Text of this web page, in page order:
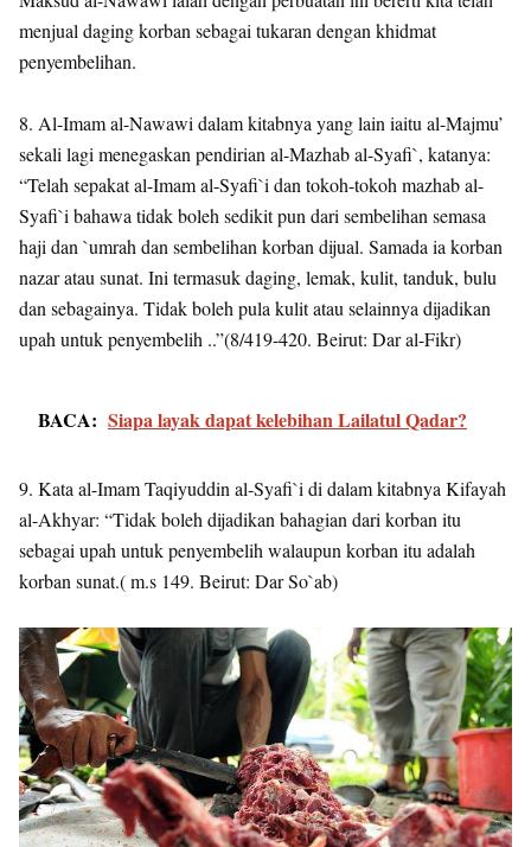
menjual daging korban sebagai tukaran dengan khidmat
penyembelihan.
8. Al-Imam al-Nawawi dalam kitabnya yang lain iaitu al-Majmu’
sekali lagi menegaskan pendirian al-Mazhab al-Syafi`, katanya:
“Telah sepakat al-Imam al-Syafi`i dan tokoh-tokoh mazhab al-
Syafi`i bahawa tidak boleh sedikit pun dari sembelihan semasa
haji dan `umrah dan sembelihan korban dijual. Samada ia korban
nazar atau sunat. Ini termasuk daging, lemak, kulit, tanduk, bulu
dan sebagainya. Tidak boleh pula kulit atau selainnya dijadikan
upah untuk penyembelih ..”(8/419-420. Beirut: Dar al-Fikr)
BACA: Siapa layak dapat kelebihan Lailatul Qadar?
9. Kata al-Imam Taqiyuddin al-Syafi`i di dalam kitabnya Kifayah
al-Akhyar: “Tidak boleh dijadikan bahagian dari korban itu
sebagai upah untuk penyembelih walaupun korban itu adalah
korban sunat.( m.s 149. Beirut: Dar So`ab)